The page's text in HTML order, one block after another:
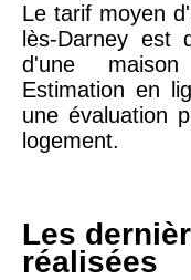
Le tarif moyen
lès-Darney est
d'une
Estimation en
une évaluation
logement.
Les
réalisées